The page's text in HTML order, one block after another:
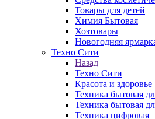
Товары для детей
Химия Бытовая
Хозтовары
Новогодняя
Техно Сити
Назад
Техно Сити
Красота и здоровье
Техника бытовая
Техника бытовая
Техника цифровая